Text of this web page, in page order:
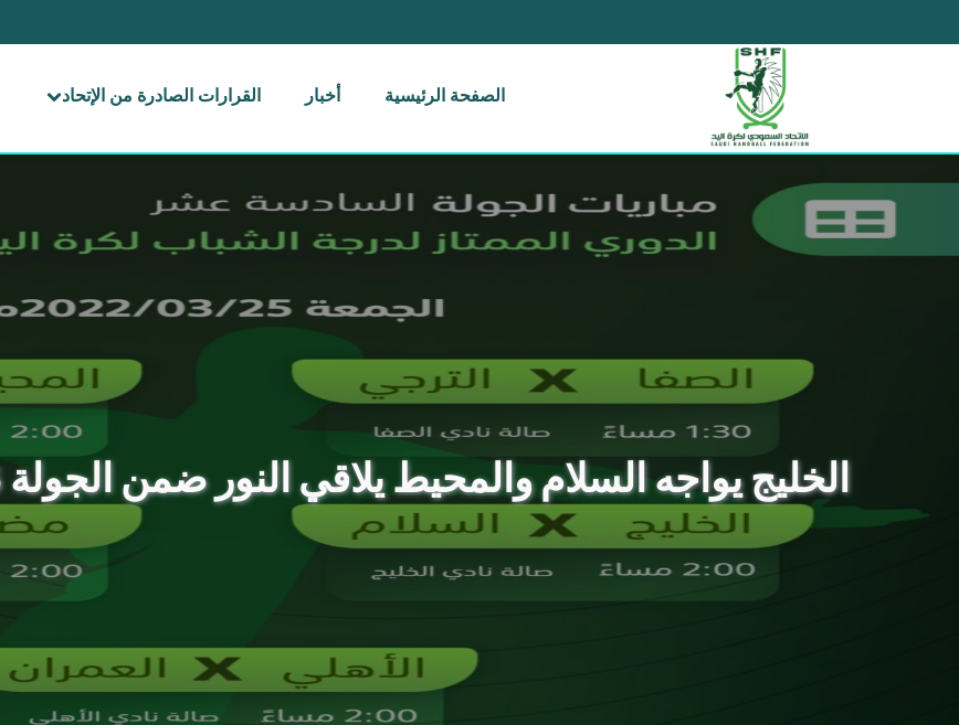
الصفحة الرئيسية أخبار القرارات الصادرة من الإتحاد
الخليج يواجه السلام والمحيط يلاقي النور ضمن الجولة 16 من دوري شباب الممتاز